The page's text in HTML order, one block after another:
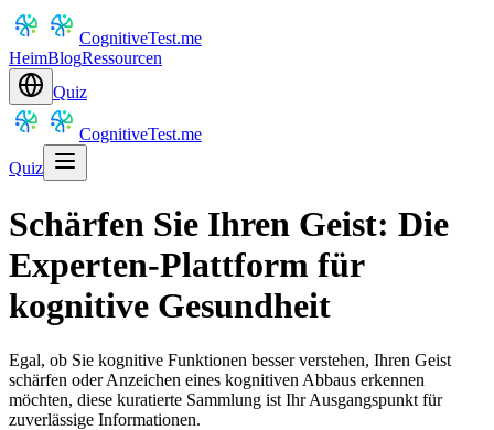
CognitiveTest.me
HeimBlogRessourcen
Quiz
CognitiveTest.me
Quiz
Schärfen Sie Ihren Geist: Die
Experten-Plattform für
kognitive Gesundheit
Egal, ob Sie kognitive Funktionen besser verstehen, Ihren Geist
schärfen oder Anzeichen eines kognitiven Abbaus erkennen
möchten, diese kuratierte Sammlung ist Ihr Ausgangspunkt für
zuverlässige Informationen.